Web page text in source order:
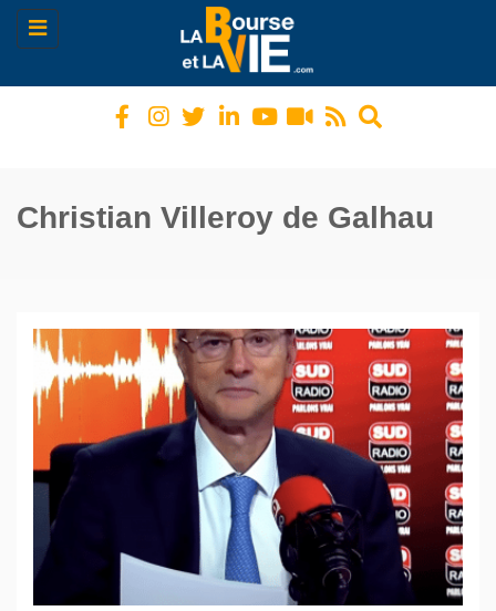
Toggle
navigation
Christian Villeroy de Galhau